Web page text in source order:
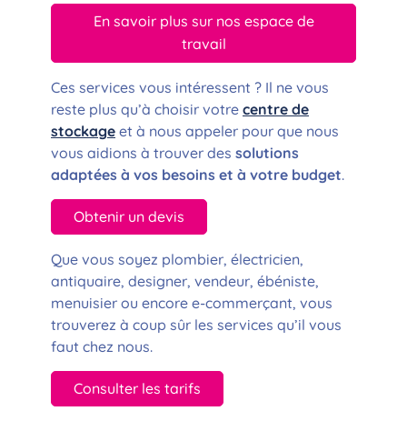
En savoir plus sur nos espace de
travail
Ces services vous intéressent ? Il ne vous
reste plus qu’à choisir votre centre de
stockage et à nous appeler pour que nous
vous aidions à trouver des solutions
adaptées à vos besoins et à votre budget.
Obtenir un devis
Que vous soyez plombier, électricien,
antiquaire, designer, vendeur, ébéniste,
menuisier ou encore e-commerçant, vous
trouverez à coup sûr les services qu’il vous
faut chez nous.
Consulter les tarifs